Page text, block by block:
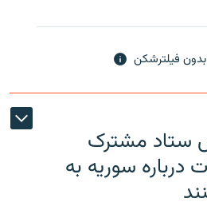
فیلترشکن
ستاد مشترک
درباره سوریه به